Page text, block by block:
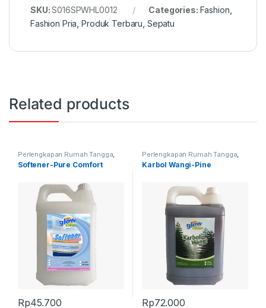
SKU:S016SPWHL0012 Categories: Fashion
Fashion Pria ,Produk Terbaru Sepatu
Related products
Perlengkapan Rumah Tangga
Produk Terbaru
Softener-Pure Comfort
Rp45.700
Perlengkapan Rumah Tangga
Produk Terbaru
Karbol Wangi-Pine
Rp72.000